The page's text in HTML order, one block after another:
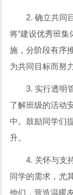
2. 确立共同
将“建设优秀班
施，分阶段有序
为共同目标而努
3. 实行透明
了解班级的活动
中。鼓励同学们
升。
4. 关怀与支
同学的需求，尤
他们，营造温暖